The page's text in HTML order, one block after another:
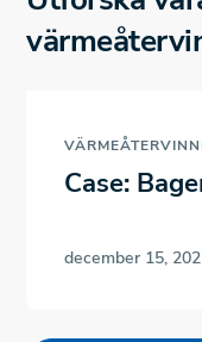
Case:
december 15,